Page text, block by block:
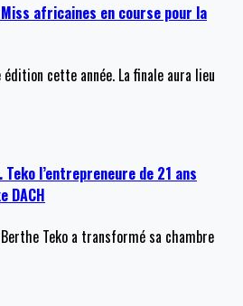
africaines en course pour la
cette année. La finale aura lieu
Teko l’entrepreneure de 21 ans
DACH
Teko a transformé sa chambre